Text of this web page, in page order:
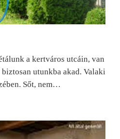
a kertváros utcáin, van
utunkba akad. Valaki
Sőt, nem…